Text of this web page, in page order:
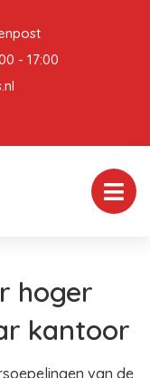
- 17:00
hoger
kantoor
van de